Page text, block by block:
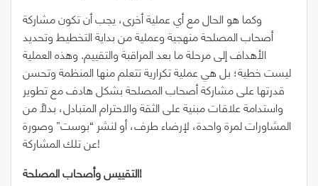
وكما هو الحال مع أي عملية أخرى، يجب أن تكون مشاركة
أصحاب المصلحة منهجية وعملية من بداية التخطيط وتحديد
الأهداف إلى مرحلة ما بعد المراقبة والتقييم. وهذه العملية
ليست خطية؛ بل هي عملية تكرارية تتعلم منها المنظمة وتحسن
قدرتها على مشاركة أصحاب المصلحة بشكل هادف مع تطوير
واستدامة علاقات مبنية على الثقة والاحترام المتبادل، بدلاً من
المشاورات لمرة واحدة، لإرضاء طرف، أو لنشر “بوست” وصورة
عن تلك المشاركة!
التقييس وأصحاب المصلحة!